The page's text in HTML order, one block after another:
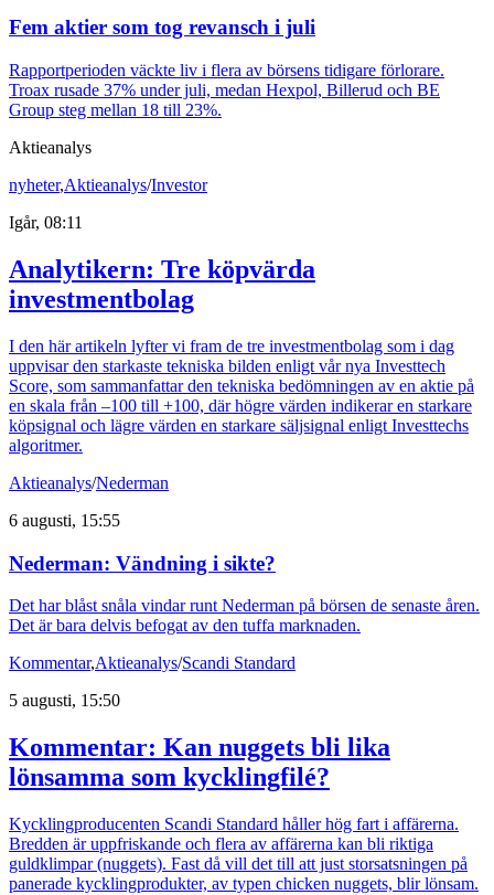
Fem aktier som tog revansch i juli
Rapportperioden väckte liv i flera av börsens tidigare förlorare.
Troax rusade 37% under juli, medan Hexpol, Billerud och BE
Group steg mellan 18 till 23%.
Aktieanalys
nyheter,Aktieanalys/Investor
Igår, 08:11
Analytikern: Tre köpvärda
investmentbolag
I den här artikeln lyfter vi fram de tre investmentbolag som i dag
uppvisar den starkaste tekniska bilden enligt vår nya Investtech
Score, som sammanfattar den tekniska bedömningen av en aktie på
en skala från –100 till +100, där högre värden indikerar en starkare
köpsignal och lägre värden en starkare säljsignal enligt Investtechs
algoritmer.
Aktieanalys/Nederman
6 augusti, 15:55
Nederman: Vändning i sikte?
Det har blåst snåla vindar runt Nederman på börsen de senaste åren.
Det är bara delvis befogat av den tuffa marknaden.
Kommentar,Aktieanalys/Scandi Standard
5 augusti, 15:50
Kommentar: Kan nuggets bli lika
lönsamma som kycklingfilé?
Kycklingproducenten Scandi Standard håller hög fart i affärerna.
Bredden är uppfriskande och flera av affärerna kan bli riktiga
guldklimpar (nuggets). Fast då vill det till att just storsatsningen på
panerade kycklingprodukter, av typen chicken nuggets, blir lönsam.